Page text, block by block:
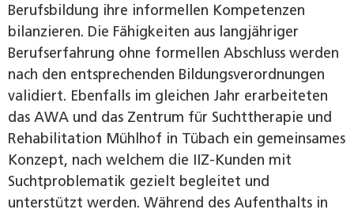
Berufsbildung ihre informellen Kompetenzen
bilanzieren. Die Fähigkeiten aus langjähriger
Berufserfahrung ohne formellen Abschluss werden
nach den entsprechenden Bildungsverordnungen
validiert. Ebenfalls im gleichen Jahr erarbeiteten
das AWA und das Zentrum für Suchttherapie und
Rehabilitation Mühlhof in Tübach ein gemeinsames
Konzept, nach welchem die IIZ-Kunden mit
Suchtproblematik gezielt begleitet und
unterstützt werden. Während des Aufenthalts in